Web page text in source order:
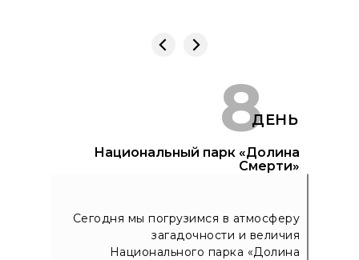
ДЕНЬ
Сегодня мы погрузимся в атмосферу
загадочности и величия
Национального парка «Долина
8
Национальный парк «Долина
Смерти»